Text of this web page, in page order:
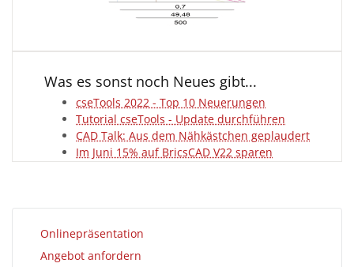
Was es sonst noch Neues gibt...
cseTools 2022 - Top 10 Neuerungen
Tutorial cseTools - Update durchführen
CAD Talk: Aus dem Nähkästchen geplaudert
Im Juni 15% auf BricsCAD V22 sparen
Onlinepräsentation
Angebot anfordern